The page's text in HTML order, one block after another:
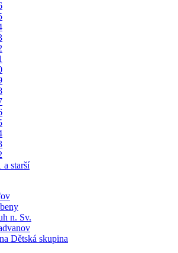
a starší
n. Sv.
Dětská skupina